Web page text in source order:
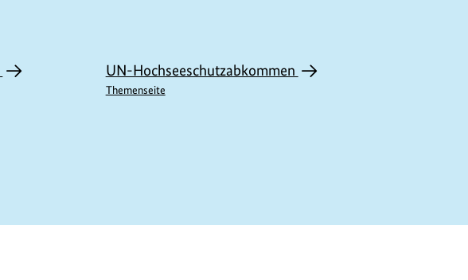
UN-Hochseeschutzabkommen
Themenseite